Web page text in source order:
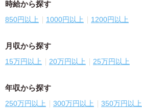
時給から探す
850円以上 1000円以上 1200円以上
月収から探す
15万円以上 20万円以上 25万円以上
年収から探す
250万円以上 300万円以上 350万円以上